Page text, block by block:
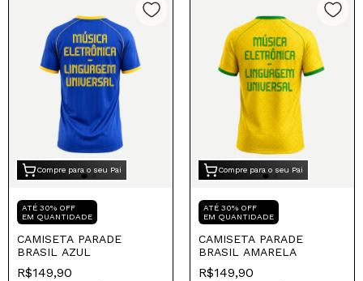
Compre para o seu Pai
ATÉ 30% OFF
EM QUANTIDADE
CAMISETA PARADE
BRASIL AZUL
R$149,90
Compre para o seu Pai
ATÉ 30% OFF
EM QUANTIDADE
CAMISETA PARADE
BRASIL AMARELA
R$149,90